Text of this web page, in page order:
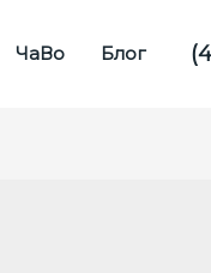
ЧаВо Блог